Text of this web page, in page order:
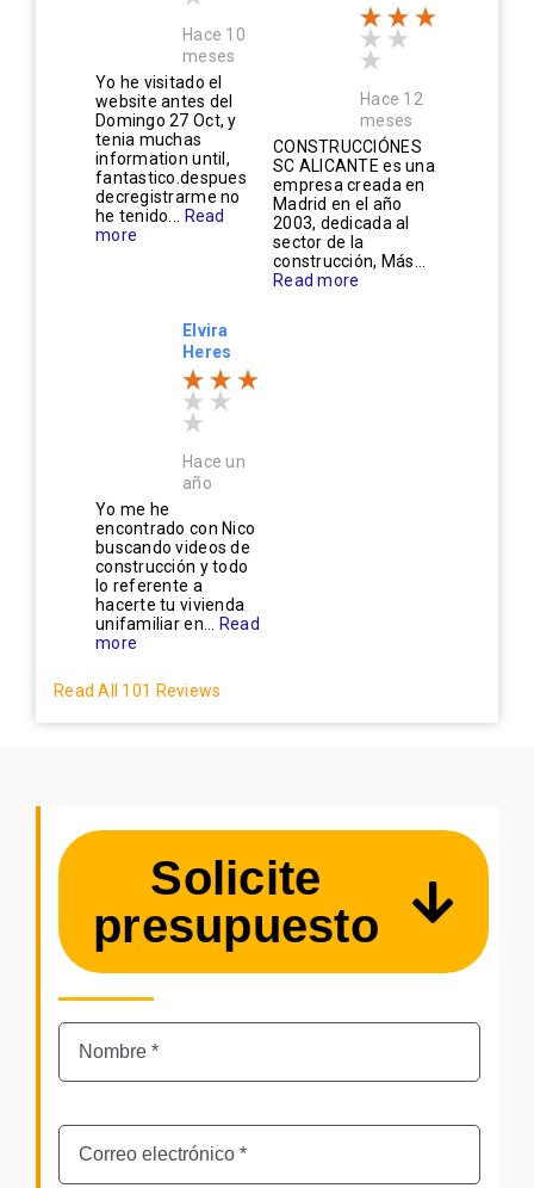
Hace 10
meses
Yo he visitado el
website antes del
Domingo 27 Oct, y
tenia muchas
information until,
fantastico.despues
decregistrarme no
he tenido...
Read
more
Hace 12
meses
CONSTRUCCIÓNES
SC ALICANTE es una
empresa creada en
Madrid en el año
2003, dedicada al
sector de la
construcción, Más...
Read more
Elvira
Heres
Hace un
año
Yo me he
encontrado con Nico
buscando videos de
construcción y todo
lo referente a
hacerte tu vivienda
unifamiliar en...
Read
more
Read All 101 Reviews
Solicite
presupuesto